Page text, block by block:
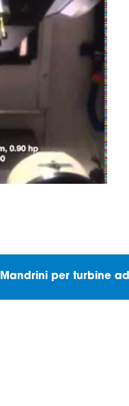
Mandrini per turbine